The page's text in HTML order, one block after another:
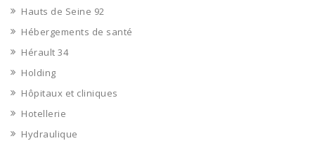
Hauts de Seine 92
Hébergements de santé
Hérault 34
Holding
Hôpitaux et cliniques
Hotellerie
Hydraulique